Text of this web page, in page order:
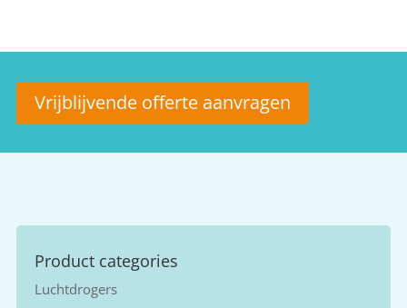
Vrijblijvende offerte aanvragen
Product categories
Luchtdrogers